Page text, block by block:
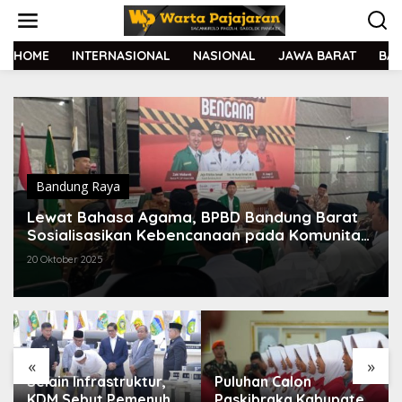
t
HOME INTERNASIONAL NASIONAL JAWA BARAT
Bandung Raya
Lewat Bahasa Agama, BPBD Bandung Barat
Sosialisasikan Kebencanaan pada Komunitas
Santri
20 Oktober 2025
« »
Selain Infrastruktur,
Puluhan Calon